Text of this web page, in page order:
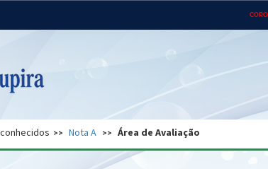
Ministério do
Regional
Gabinete de Segurança Advocacia-Geral da
Nota A Área de Avaliação